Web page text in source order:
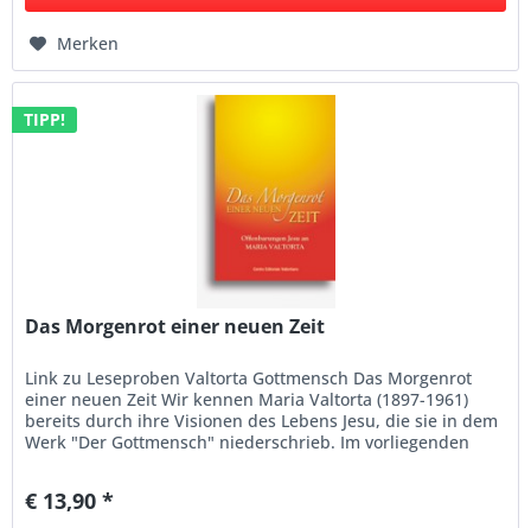
Merken
TIPP!
Das Morgenrot einer neuen Zeit
Link zu Leseproben Valtorta Gottmensch Das Morgenrot
einer neuen Zeit Wir kennen Maria Valtorta (1897-1961)
bereits durch ihre Visionen des Lebens Jesu, die sie in dem
Werk "Der Gottmensch" niederschrieb. Im vorliegenden
€ 13,90 *